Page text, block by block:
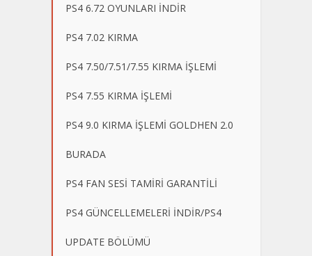
PS4 6.72 OYUNLARI İNDİR
PS4 7.02 KIRMA
PS4 7.50/7.51/7.55 KIRMA İŞLEMİ
PS4 7.55 KIRMA İŞLEMİ
PS4 9.0 KIRMA İŞLEMİ GOLDHEN 2.0
BURADA
PS4 FAN SESİ TAMİRİ GARANTİLİ
PS4 GÜNCELLEMELERİ İNDİR/PS4
UPDATE BÖLÜMÜ